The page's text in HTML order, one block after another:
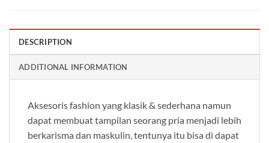
DESCRIPTION
ADDITIONAL INFORMATION
Aksesoris fashion yang klasik & sederhana namun
dapat membuat tampilan seorang pria menjadi lebih
berkarisma dan maskulin, tentunya itu bisa di dapat